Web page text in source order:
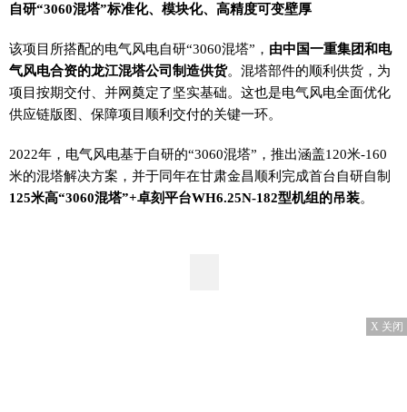
自研“3060混塔”标准化、模块化、高精度可变壁厚
该项目所搭配的电气风电自研“3060混塔”， 由中国一重集团和电
气风电合资的龙江混塔公司制造供货。混塔部件的顺利供货，为
项目按期交付、并网奠定了坚实基础。这也是电气风电全面优化
供应链版图、保障项目顺利交付的关键一环。
2022年，电气风电基于自研的“3060混塔”，推出涵盖120米-160
米的混塔解决方案，并于同年在甘肃金昌顺利完成首台自研自制
125米高“3060混塔”+卓刻平台WH6.25N-182型机组的吊装。
X 关闭